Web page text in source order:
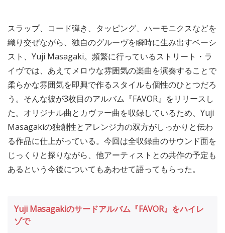
スラップ、コード弾き、タッピング、ハーモニクスなどを
織り交ぜながら、独自のグルーヴを瞬時に生み出すベーシ
スト、Yuji Masagaki。頻繁に行っているストリート・ラ
イヴでは、あえてメロウな雰囲気の楽曲を演奏することで
柔らかな雰囲気を即興で作るスタイルも個性のひとつだろ
う。そんな彼が3枚目のアルバム『FAVOR』をリリースし
た。オリジナル曲とカヴァー曲を収録しているため、Yuji
Masagakiの独創性とアレンジ力の双方がしっかりと伝わ
る作品に仕上がっている。今回は全収録曲のサウンド面を
じっくりと探りながら、他アーティストとの共作の予定も
あるという今後についてもあわせて語ってもらった。
Yuji Masagakiのサードアルバム『FAVOR』をハイレ
ゾで